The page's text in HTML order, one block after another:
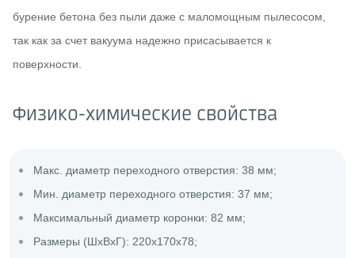
бурение бетона без пыли даже с маломощным пылесосом,
так как за счет вакуума надежно присасывается к
поверхности.
Физико-химические свойства
Макс. диаметр переходного отверстия: 38 мм;
Мин. диаметр переходного отверстия: 37 мм;
Максимальный диаметр коронки: 82 мм;
Размеры (ШxВxГ): 220х170х78;